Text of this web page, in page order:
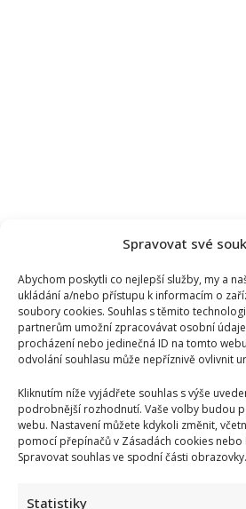
Spravovat své
Abychom poskytli co nejlepší služby, my a
ukládání a/nebo přístupu k informacím o
soubory cookies. Souhlas s těmito
partnerům umožní zpracovávat osobní
procházení nebo jedinečná ID na tomto
odvolání souhlasu může nepříznivě ovlivnit
Kliknutím níže vyjádřete souhlas s výše
podrobnější rozhodnutí. Vaše volby budou
webu. Nastavení můžete kdykoli změnit,
pomocí přepínačů v Zásadách cookies nebo
Spravovat souhlas ve spodní části obrazovky.
Statistiky